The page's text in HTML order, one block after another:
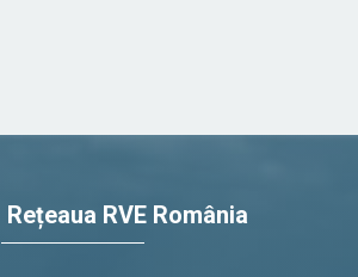
Rețeaua RVE România